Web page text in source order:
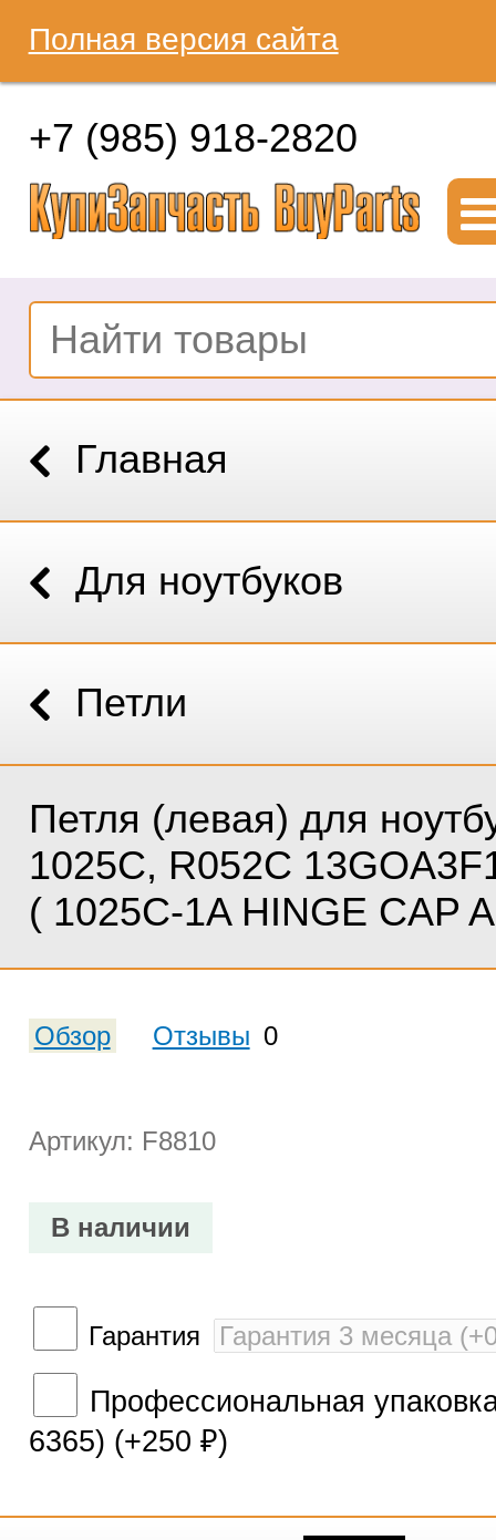
Полная версия сайта
+7 (985) 918-2820
Главная
Для ноутбуков
Петли
Петля (левая) для
1025C, R052C
( 1025C-1A HINGE CAP
Обзор Отзывы 0
Артикул: F8810
В наличии
Гарантия
Профессиональная
6365) (+250 ₽)